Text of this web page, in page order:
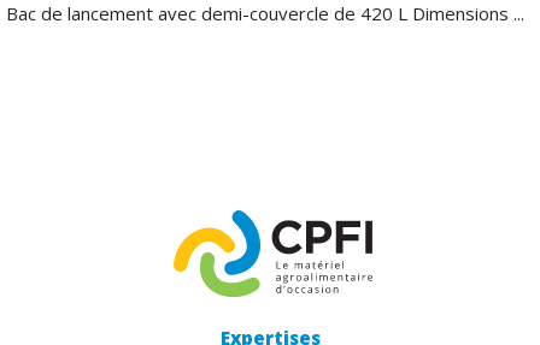
Bac de lancement avec demi-couvercle de 420 L Dimensions ...
Expertises